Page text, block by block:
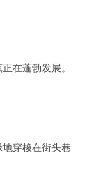
在蓬勃发展。
穿梭在街头巷